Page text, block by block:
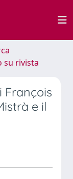
su rivista
François
e il